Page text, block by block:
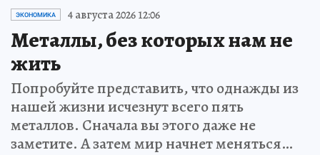
ЭКОНОМИКА 4 августа 2026 12:06
Металлы, без которых нам не
жить
Попробуйте представить, что однажды из
нашей жизни исчезнут всего пять
металлов. Сначала вы этого даже не
заметите. А затем мир начнет меняться…